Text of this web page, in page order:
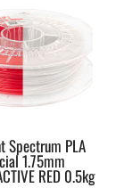
Spectrum PLA
1.75mm
RED 0.5kg